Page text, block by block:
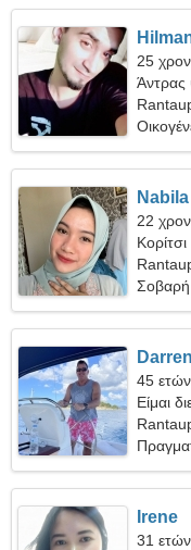
25
Άντρας
Nabila
22
Darren
45
Είμαι
Irene
31